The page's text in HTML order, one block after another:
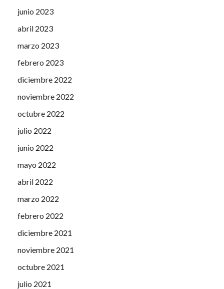
junio 2023
abril 2023
marzo 2023
febrero 2023
diciembre 2022
noviembre 2022
octubre 2022
julio 2022
junio 2022
mayo 2022
abril 2022
marzo 2022
febrero 2022
diciembre 2021
noviembre 2021
octubre 2021
julio 2021